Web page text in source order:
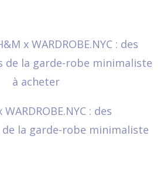
: des
la garde-robe minimaliste